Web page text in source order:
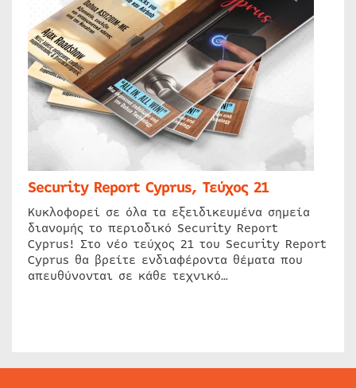
Security Report Cyprus, Τεύχος 21
Κυκλοφορεί σε όλα τα εξειδικευμένα σημεία
διανομής το περιοδικό Security Report
Cyprus! Στο νέο τεύχος 21 του Security Report
Cyprus θα βρείτε ενδιαφέροντα θέματα που
απευθύνονται σε κάθε τεχνικό…